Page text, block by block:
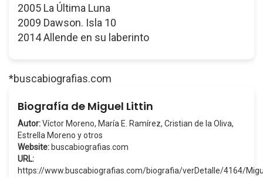
2005 La Última Luna
2009 Dawson. Isla 10
2014 Allende en su laberinto
*buscabiografias.com
Biografía de Miguel Littin
Autor:Víctor Moreno, María E. Ramírez, Cristian de la Oliva,
Estrella Moreno y otros
Website: buscabiografias.com
URL:
https://www.buscabiografias.com/biografia/verDetalle/4164/